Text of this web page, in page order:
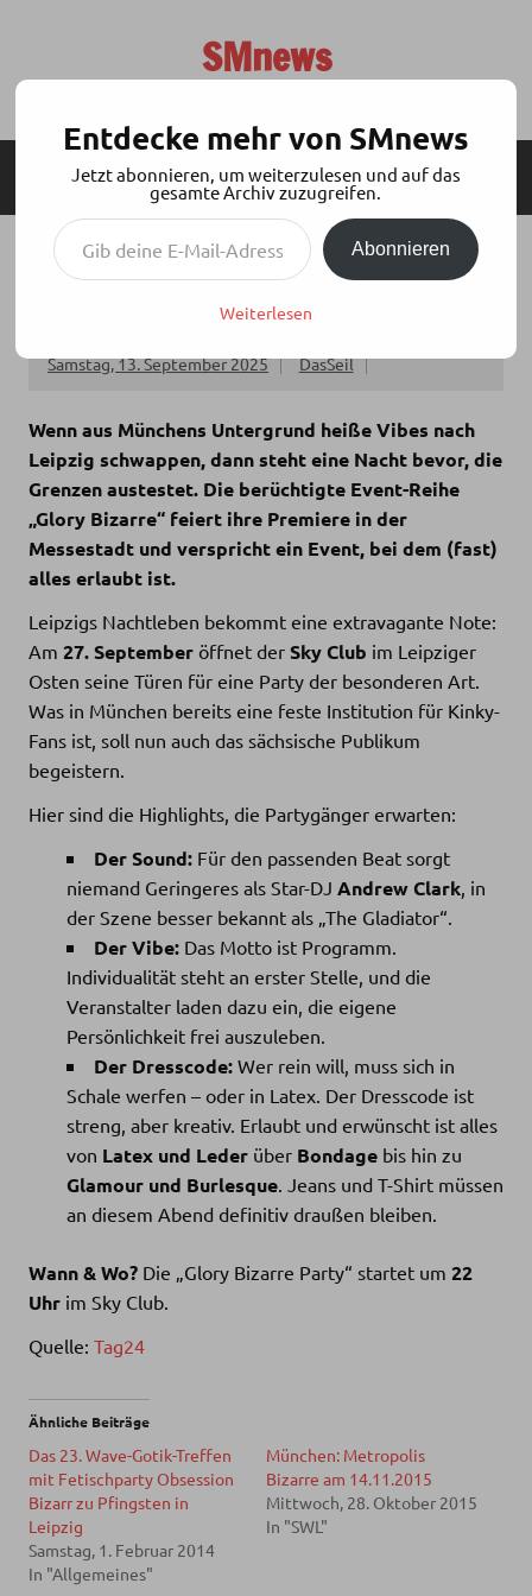
SMnews
SEITENLEISTE
MENÜ
LEIPZIG WIRD KINKY: DIE „GLORY BIZARRE“
EROBERT DEN SKY CLUB
Samstag, 13. September 2025 DasSeil
Wenn aus Münchens Untergrund heiße Vibes nach
Leipzig schwappen, dann steht eine Nacht bevor, die
Grenzen austestet. Die berüchtigte Event-Reihe
„Glory Bizarre“ feiert ihre Premiere in der
Messestadt und verspricht ein Event, bei dem (fast)
alles erlaubt ist.
Leipzigs Nachtleben bekommt eine extravagante Note:
Am 27. September öffnet der Sky Club im Leipziger
Osten seine Türen für eine Party der besonderen Art.
Was in München bereits eine feste Institution für Kinky-
Fans ist, soll nun auch das sächsische Publikum
begeistern.
Hier sind die Highlights, die Partygänger erwarten:
Der Sound: Für den passenden Beat sorgt
niemand Geringeres als Star-DJ Andrew Clark , in
der Szene besser bekannt als „The Gladiator“.
Der Vibe: Das Motto ist Programm.
Individualität steht an erster Stelle, und die
Veranstalter laden dazu ein, die eigene
Persönlichkeit frei auszuleben.
Der Dresscode: Wer rein will, muss sich in
Schale werfen – oder in Latex. Der Dresscode ist
streng, aber kreativ. Erlaubt und erwünscht ist alles
von Latex und Leder über Bondage bis hin zu
Glamour und Burlesque . Jeans und T-Shirt müssen
an diesem Abend definitiv draußen bleiben.
Wann & Wo? Die „Glory Bizarre Party“ startet um 22
Uhr im Sky Club.
Quelle: Tag24
Ähnliche Beiträge
Das 23. Wave-Gotik-Treffen
mit Fetischparty Obsession
Bizarr zu Pfingsten in
Leipzig
Samstag, 1. Februar 2014
In "Allgemeines"
München: Metropolis
Bizarre am 14.11.2015
Mittwoch, 28. Oktober 2015
In "SWL"
Entdecke mehr von SMnews
Jetzt abonnieren, um weiterzulesen und auf das
gesamte Archiv zuzugreifen.
Gib deine E-Mail-Adresse ein ...
Abonnieren
Weiterlesen